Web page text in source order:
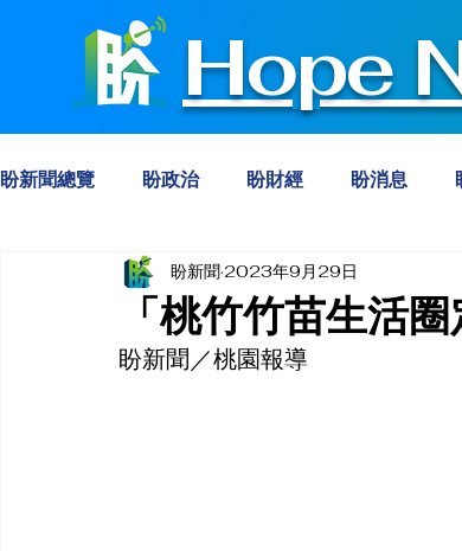
Hope
盼新聞總覽 盼政治 盼財經 盼消息
「桃竹竹苗生活
盼新聞 2023年9月29日
盼新聞／桃園報導